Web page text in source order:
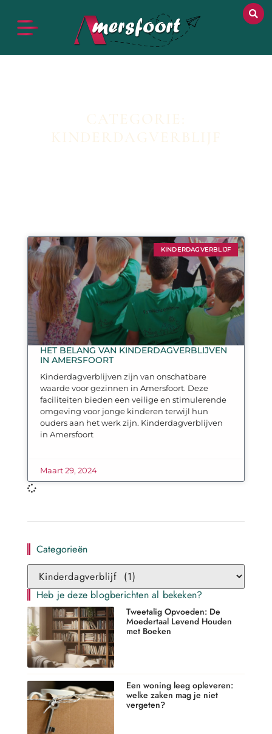
CATEGORIE:
KINDERDAGVERBLIJF
Categorieën
Heb je deze blogberichten al bekeken?
Tweetalig Opvoeden: De
Moedertaal Levend Houden
met Boeken
Een woning leeg opleveren:
welke zaken mag je niet
vergeten?
KINDERDAGVERBLIJF
HET BELANG VAN KINDERDAGVERBLIJVEN
IN AMERSFOORT
Kinderdagverblijven zijn van onschatbare
waarde voor gezinnen in Amersfoort. Deze
faciliteiten bieden een veilige en stimulerende
omgeving voor jonge kinderen terwijl hun
ouders aan het werk zijn. Kinderdagverblijven
in Amersfoort
Maart 29, 2024